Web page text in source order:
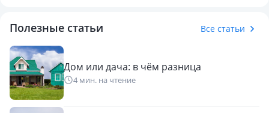
Ваш Специалист по недвижимости Баян!
Полезные статьи Все статьи
Дом или дача: в чём разница
4 мин. на чтение